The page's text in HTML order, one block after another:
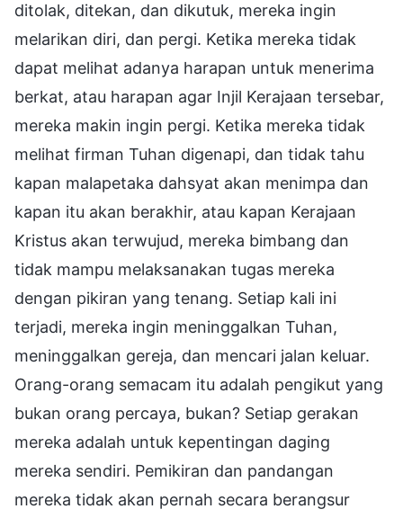
ditolak, ditekan, dan dikutuk, mereka ingin
melarikan diri, dan pergi. Ketika mereka tidak
dapat melihat adanya harapan untuk menerima
berkat, atau harapan agar Injil Kerajaan tersebar,
mereka makin ingin pergi. Ketika mereka tidak
melihat firman Tuhan digenapi, dan tidak tahu
kapan malapetaka dahsyat akan menimpa dan
kapan itu akan berakhir, atau kapan Kerajaan
Kristus akan terwujud, mereka bimbang dan
tidak mampu melaksanakan tugas mereka
dengan pikiran yang tenang. Setiap kali ini
terjadi, mereka ingin meninggalkan Tuhan,
meninggalkan gereja, dan mencari jalan keluar.
Orang-orang semacam itu adalah pengikut yang
bukan orang percaya, bukan? Setiap gerakan
mereka adalah untuk kepentingan daging
mereka sendiri. Pemikiran dan pandangan
mereka tidak akan pernah secara berangsur